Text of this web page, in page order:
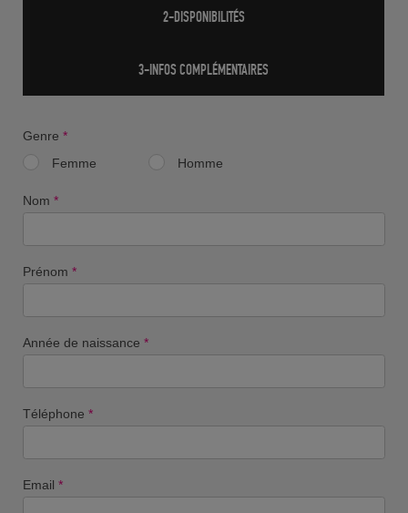
2-DISPONIBILITÉS
3-INFOS COMPLÉMENTAIRES
Genre *
Femme
Homme
Nom *
Prénom *
Année de naissance *
Téléphone *
Email *